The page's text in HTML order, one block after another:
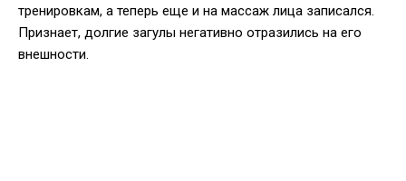
тренировкам, а теперь еще и на массаж лица записался.
Признает, долгие загулы негативно отразились на его
внешности.